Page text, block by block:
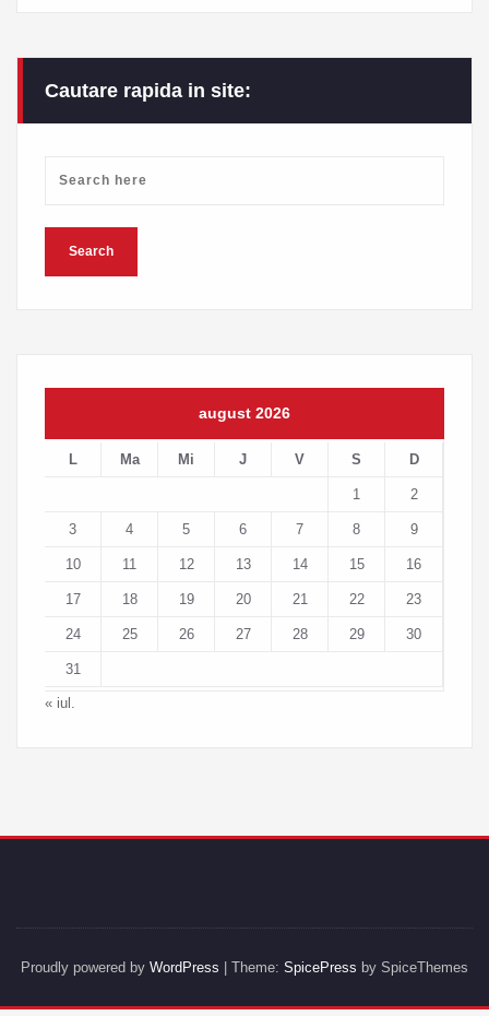
Cautare rapida in site:
august 2026
L Ma Mi J V S D
1 2
3 4 5 6 7 8 9
10 11 12 13 14 15 16
17 18 19 20 21 22 23
24 25 26 27 28 29 30
31
« iul.
Proudly powered by WordPress | Theme: SpicePress by SpiceThemes